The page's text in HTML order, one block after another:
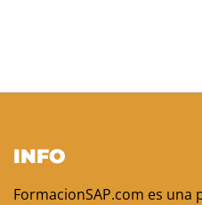
INFO
FormacionSAP.com es una